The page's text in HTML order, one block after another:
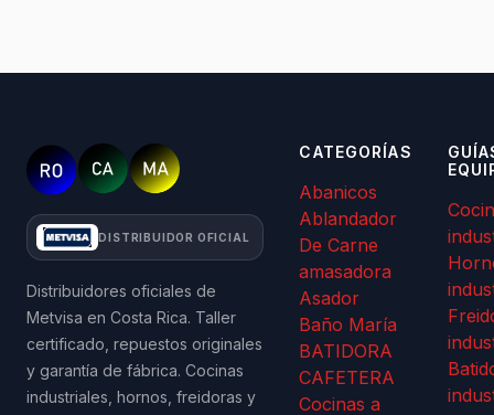
DISTRIBUIDOR OFICIAL
Distribuidores oficiales de
Metvisa en Costa Rica. Taller
certificado, repuestos originales
y garantía de fábrica. Cocinas
industriales, hornos, freidoras y
CATEGORÍAS
Abanicos
Ablandador
De Carne
amasadora
Asador
Baño María
BATIDORA
CAFETERA
Cocinas a